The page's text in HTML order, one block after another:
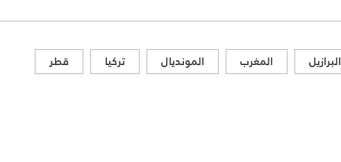
البرازيل المغرب المونديال تركيا قطر